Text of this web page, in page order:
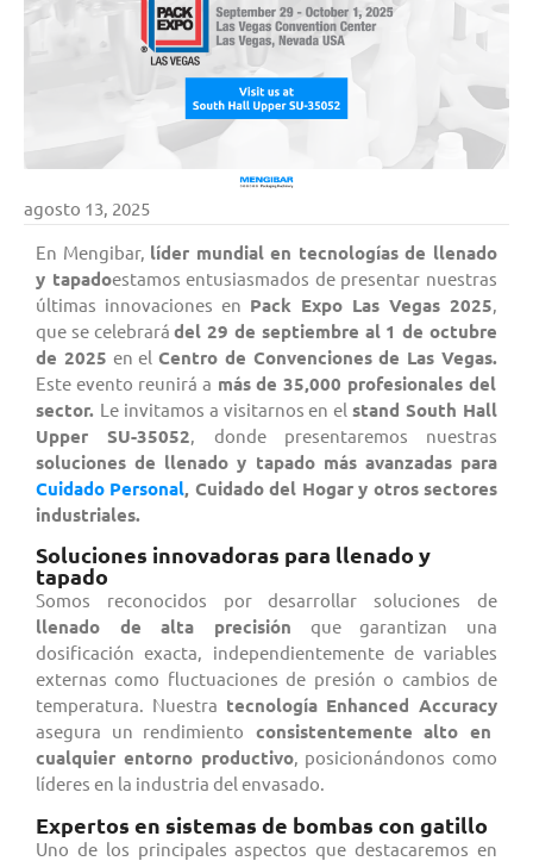
agosto 13, 2025
En Mengibar, líder mundial en tecnologías de llenado
y tapadoestamos entusiasmados de presentar nuestras
últimas innovaciones en Pack Expo Las Vegas 2025,
que se celebrarádel 29 de septiembre al 1 de octubre
de 2025 en elCentro de Convenciones de Las Vegas.
Este evento reunirá a más de 35,000 profesionales del
sector. Le invitamos a visitarnos en elstand South Hall
Upper SU-35052, donde presentaremos nuestras
soluciones de llenado y tapado más avanzadas para
Cuidado Personal, Cuidado del Hogar y otros sectores
industriales.
Soluciones innovadoras para llenado y
tapado
Somos reconocidos por desarrollar soluciones de
llenado de alta precisión que garantizan una
dosificación exacta, independientemente de variables
externas como fluctuaciones de presión o cambios de
temperatura. Nuestra tecnología Enhanced Accuracy
asegura un rendimiento consistentemente alto en
cualquier entorno productivo, posicionándonos como
líderes en la industria del envasado.
Expertos en sistemas de bombas con gatillo
Uno de los principales aspectos que destacaremos en